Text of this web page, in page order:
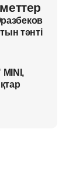
тәнті